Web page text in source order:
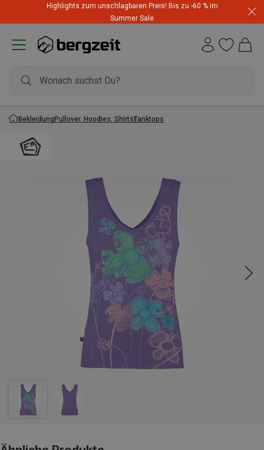
Highlights zum unschlagbaren Preis! Bis zu -60 % im
Summer Sale
BekleidungPullover, Hoodies, ShirtsTanktops